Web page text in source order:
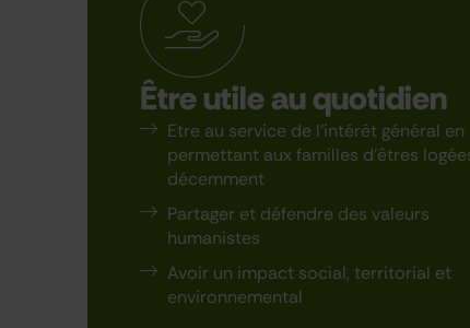
Être utile au quotidien
Etre au service de l’intérêt général en
permettant aux familles d’êtres
décemment
Partager et défendre des valeurs
humanistes
Avoir un impact social, territorial et
environnemental